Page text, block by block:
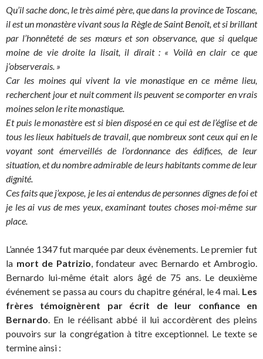
Qu’il sache donc, le très aimé père, que dans la province de Toscane,
il est un monastère vivant sous la Règle de Saint Benoît, et si brillant
par l’honnêteté de ses mœurs et son observance, que si quelque
moine de vie droite la lisait, il dirait : « Voilà en clair ce que
j’observerais. »
Car les moines qui vivent la vie monastique en ce même lieu,
recherchent jour et nuit comment ils peuvent se comporter en vrais
moines selon le rite monastique.
Et puis le monastère est si bien disposé en ce qui est de l’église et de
tous les lieux habituels de travail, que nombreux sont ceux qui en le
voyant sont émerveillés de l’ordonnance des édifices, de leur
situation, et du nombre admirable de leurs habitants comme de leur
dignité.
Ces faits que j’expose, je les ai entendus de personnes dignes de foi et
je les ai vus de mes yeux, examinant toutes choses moi-même sur
place.
L’année 1347 fut marquée par deux évènements. Le premier fut
la mort de Patrizio, fondateur avec Bernardo et Ambrogio.
Bernardo lui-même était alors âgé de 75 ans. Le deuxième
événement se passa au cours du chapitre général, le 4 mai. Les
frères témoignèrent par écrit de leur confiance en
Bernardo. En le réélisant abbé il lui accordèrent des pleins
pouvoirs sur la congrégation à titre exceptionnel. Le texte se
termine ainsi :